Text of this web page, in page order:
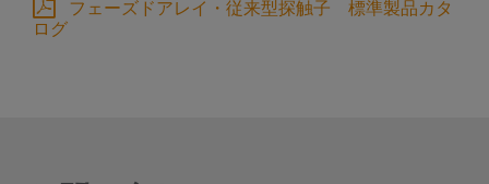
フェーズドアレイ・従来型探触子 標準製品カタ
ログ